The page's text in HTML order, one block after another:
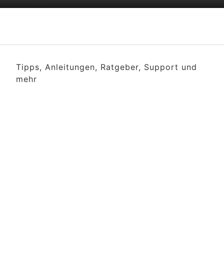
Tipps, Anleitungen, Ratgeber, Support und
mehr